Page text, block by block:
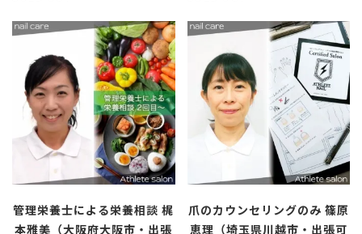
管理栄養士による栄養相談 梶
本雅美（大阪府大阪市・出張
爪のカウンセリングのみ 篠原
恵理（埼玉県川越市・出張可